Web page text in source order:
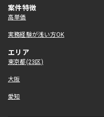
案件特徴
高単価
実務経験が浅い方OK
エリア
東京都(23区)
大阪
愛知